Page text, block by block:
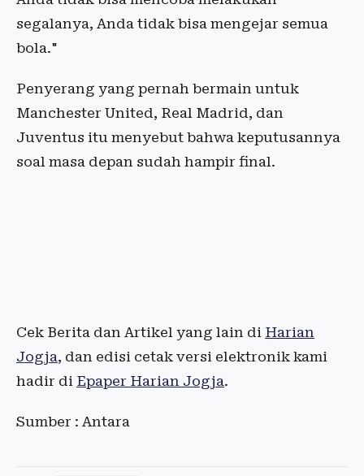
segalanya, Anda tidak bisa mengejar semua
bola."
Penyerang yang pernah bermain untuk
Manchester United, Real Madrid, dan
Juventus itu menyebut bahwa keputusannya
soal masa depan sudah hampir final.
Cek Berita dan Artikel yang lain di Harian
Jogja, dan edisi cetak versi elektronik kami
hadir di Epaper Harian Jogja.
Sumber : Antara